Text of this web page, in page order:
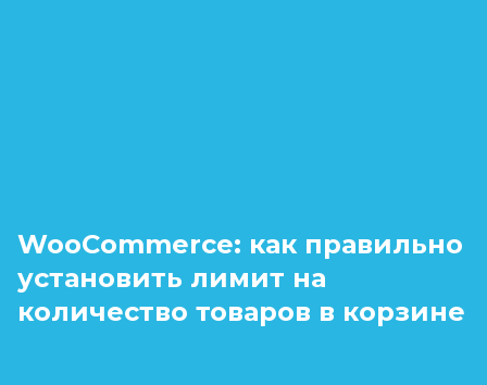
WooCommerce: как правильно
установить лимит на
количество товаров в корзине